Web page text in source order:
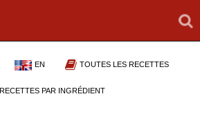
EN TOUTES LES RECETTES
RECETTES PAR INGRÉDIENT